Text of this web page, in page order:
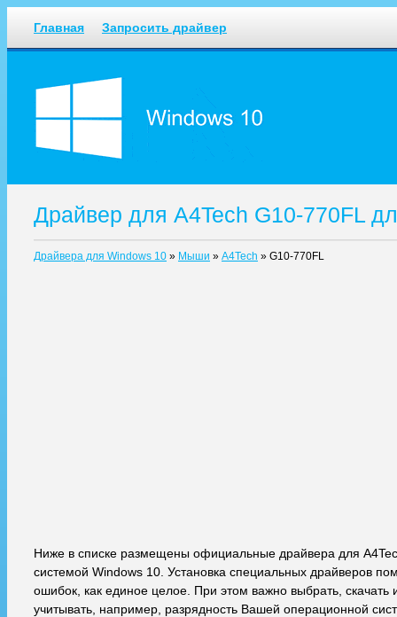
Главная Запросить драйвер
Драйвер для A4Tech G10-770FL
Драйвера для Windows 10 » Мыши » A4Tech » G10-770FL
Ниже в списке размещены официальные драйвера для
системой Windows 10. Установка специальных драйверов
ошибок, как единое целое. При этом важно выбрать,
учитывать, например, разрядность Вашей операционной